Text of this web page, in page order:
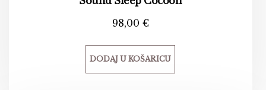
98,00 €
DODAJ U KOŠARICU